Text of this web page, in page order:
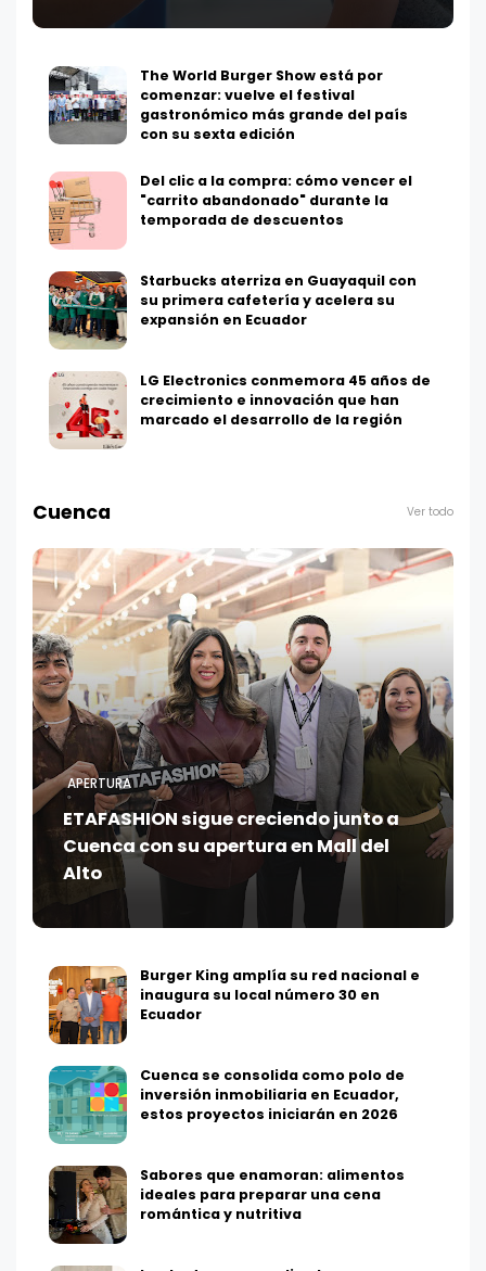
The World Burger Show está por
comenzar: vuelve el festival
gastronómico más grande del país
con su sexta edición
Del clic a la compra: cómo vencer el
"carrito abandonado" durante la
temporada de descuentos
Starbucks aterriza en Guayaquil con
su primera cafetería y acelera su
expansión en Ecuador
LG Electronics conmemora 45 años de
crecimiento e innovación que han
marcado el desarrollo de la región
Cuenca Ver todo
APERTURA
ETAFASHION sigue creciendo junto a
Cuenca con su apertura en Mall del
Alto
Burger King amplía su red nacional e
inaugura su local número 30 en
Ecuador
Cuenca se consolida como polo de
inversión inmobiliaria en Ecuador,
estos proyectos iniciarán en 2026
Sabores que enamoran: alimentos
ideales para preparar una cena
romántica y nutritiva